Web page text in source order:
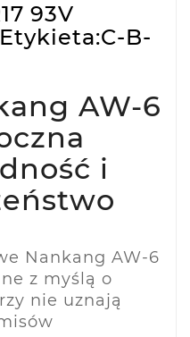
93V
B-
AW-6
i
Nankang AW-6
z myślą o
nie uznają